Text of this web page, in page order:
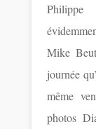
Philippe
Mike
journée
même
photos